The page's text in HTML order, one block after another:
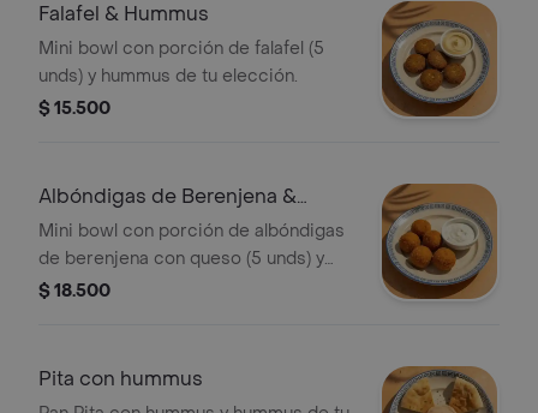
Falafel & Hummus
Mini bowl con porción de falafel (5
unds) y hummus de tu elección.
$ 15.500
Albóndigas de Berenjena &
Hummus
Mini bowl con porción de albóndigas
de berenjena con queso (5 unds) y
hummus de tu elección.
$ 18.500
Pita con hummus